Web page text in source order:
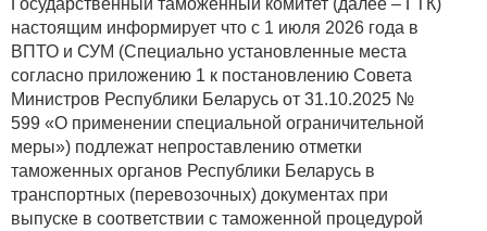
настоящим информирует что с 1 июля 2026 года в
ВПТО и СУМ (Специально установленные места
согласно приложению 1 к постановлению Совета
Министров Республики Беларусь от 31.10.2025 №
599 «О применении специальной ограничительной
меры») подлежат непроставлению отметки
таможенных органов Республики Беларусь в
транспортных (перевозочных) документах при
выпуске в соответствии с таможенной процедурой